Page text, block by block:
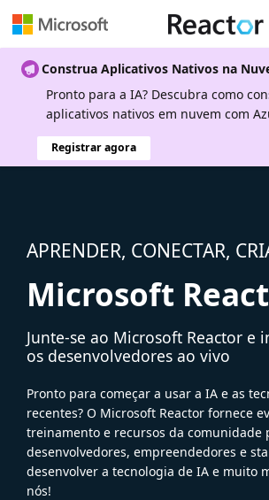
Construa Aplicativos Nativos na
Pronto para a IA? Descubra como
aplicativos nativos em nuvem com
Registrar agora
APRENDER, CONECTAR,
Microsoft
Junte-se ao Microsoft Reactor e
os desenvolvedores ao vivo
Pronto para começar a usar a IA e as
recentes? O Microsoft Reactor fornece
treinamento e recursos da comunidade
desenvolvedores, empreendedores e
desenvolver a tecnologia de IA e muito
nós!